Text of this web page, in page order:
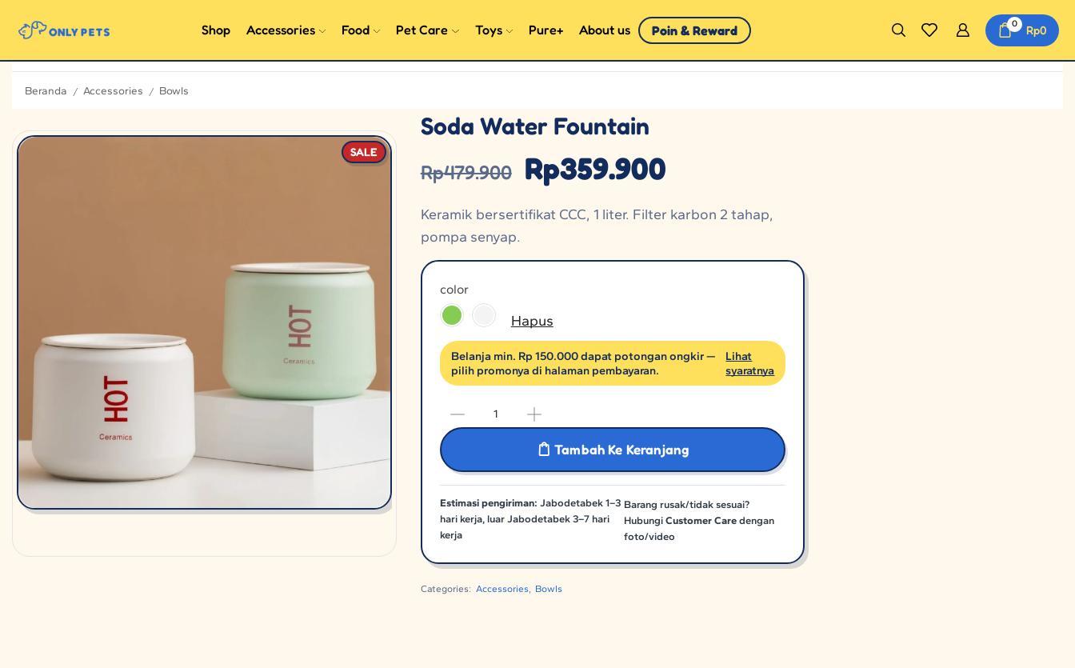
Shop Accessories Food Pet Care Toys Pure+ About us Poin & Reward 0 Rp0
Beranda / Accessories / Bowls
SALE
Soda Water Fountain
Rp479.900 Rp359.900
Keramik bersertifikat CCC, 1 liter. Filter karbon 2 tahap,
pompa senyap.
color
Hapus
Belanja min. Rp 150.000 dapat potongan ongkir —
pilih promonya di halaman pembayaran.
Lihat
syaratnya
Tambah Ke Keranjang
Estimasi pengiriman: Jabodetabek 1–3
hari kerja, luar Jabodetabek 3–7 hari
kerja
Barang rusak/tidak sesuai?
Hubungi Customer Caredengan
foto/video
Categories: Accessories, Bowls